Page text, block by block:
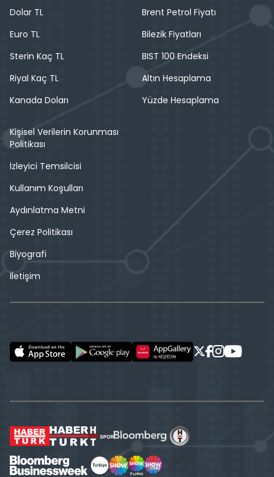
Dolar TL
Euro TL
Sterin Kaç TL
Riyal Kaç TL
Kanada Doları
Brent Petrol Fiyatı
Bilezik Fiyatları
BIST 100 Endeksi
Altın Hesaplama
Yüzde Hesaplama
Kişisel Verilerin Korunması
Politikası
İzleyici Temsilcisi
Kullanım Koşulları
Aydınlatma Metni
Çerez Politikası
Biyografi
İletişim